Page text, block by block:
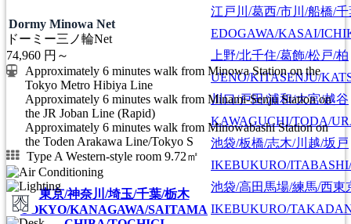
東京/神奈川/埼玉/千葉/栃木
TOKYO/KANAGAWA/SAITAMA
江戸川/葛西/市川/船橋/千
EDOGAWA/KASAI/
上野/北千住/葛飾/松戸/柏
UENO/KITASENJU/
川口/戸田/浦和/大宮/越谷
KAWAGUCHI/TODA/
池袋/板橋/志木/川越/坂戸
IKEBUKURO/
池袋/高田馬場/練馬/西東
IKEBUKURO/
Dormy Minowa Net
ドーミー三ノ輪Net
74,960 円～
Approximately 6 minutes walk from Minowa Station on the
Tokyo Metro Hibiya Line
Approximately 6 minutes walk from Minami-Senju Station on
the JR Joban Line (Rapid)
Approximately 6 minutes walk from Minowabashi Station on
the Toden Arakawa Line/Tokyo S
Type A Western-style room 9.72㎡